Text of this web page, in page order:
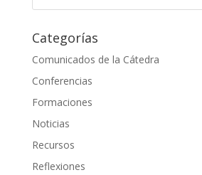
Categorías
Comunicados de la Cátedra
Conferencias
Formaciones
Noticias
Recursos
Reflexiones